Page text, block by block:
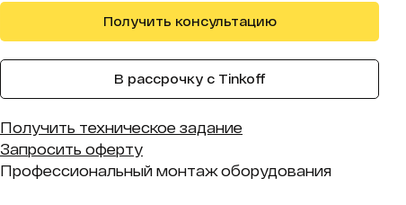
Получить консультацию
В рассрочку с Tinkoff
Получить техническое задание
Запросить оферту
Профессиональный монтаж оборудования